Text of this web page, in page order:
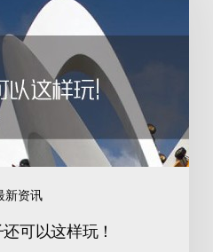
新资讯
可以这样玩！